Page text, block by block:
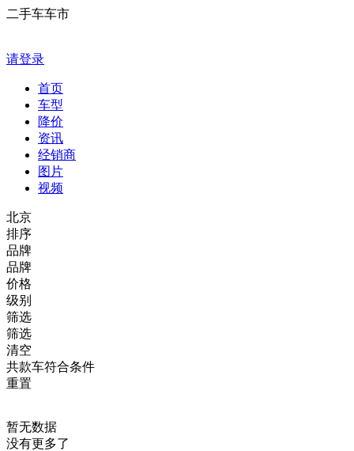
二手车车市
请登录
首页
车型
降价
资讯
经销商
图片
视频
北京
排序
品牌
品牌
价格
级别
筛选
筛选
清空
共款车符合条件
重置
暂无数据
没有更多了